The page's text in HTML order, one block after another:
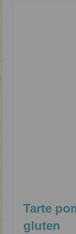
Tarte
gluten